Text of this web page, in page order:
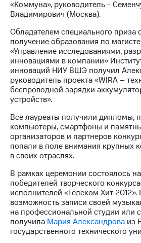
приобретения
Порядок
выкупа
акций
Дивиденды
Рынок
облигаций
Описание
Еврооблигации-2023
Уведомление
погашении
именных
облигаций
Другое
Реквизиты
Контакты
развитие
деловая этика
На главную
«Коммуна», руководитель -
Владимирович (Москва).
Обладателем специального приза
получение образования по
«Управление исследованиями,
инновациями в компании»
инноваций НИУ ВШЭ получил
руководитель проекта «WIRA –
беспроводной зарядки
устройств».
Все лауреаты получили дипломы,
компьютеры, смартфоны и
организаторов и партнеров
попали в поле внимания крупных
в своих отраслях.
В рамках церемонии состоялось
победителей творческого
исполнителей «Телеком Хит
возможность записи своей
на профессиональной студии или
получила Мария Александрова из
государственного технического